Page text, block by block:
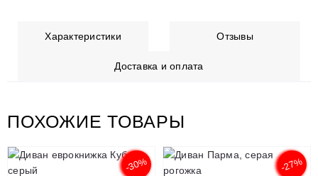
Характеристики Отзывы
Доставка и оплата
ПОХОЖИЕ ТОВАРЫ
-30% -27%